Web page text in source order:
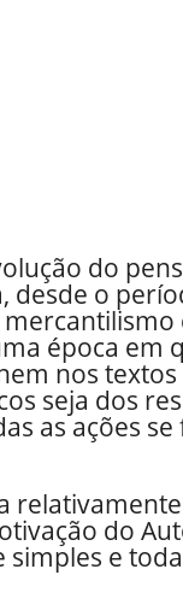
do
desde o
época em
nos
seja dos
as ações
do
simples e